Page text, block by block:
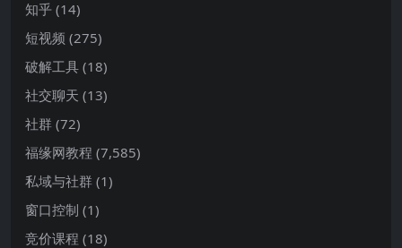
知乎 (14)
短视频 (275)
破解工具 (18)
社交聊天 (13)
社群 (72)
福缘网教程 (7,585)
私域与社群 (1)
窗口控制 (1)
竞价课程 (18)